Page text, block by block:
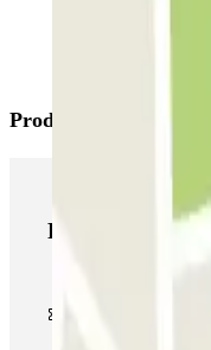
Produtos Parclick
Produtos Parclick